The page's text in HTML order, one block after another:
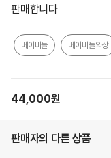
판매합니다
베이비돌 베이비돌의상
44,000원
판매자의 다른 상품